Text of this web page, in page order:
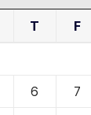
T F
6 7